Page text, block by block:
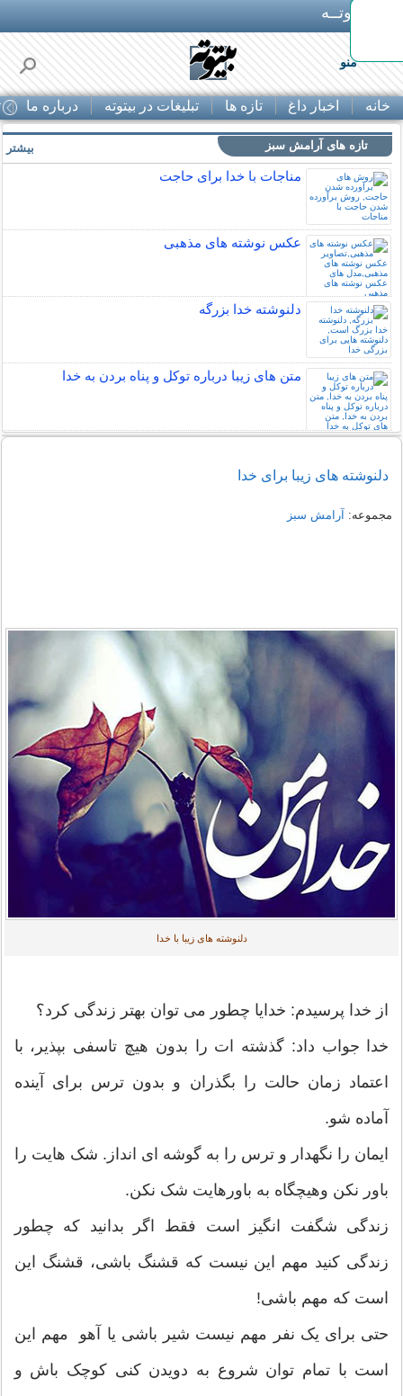
بـیتوتــه
منو
خانه اخبار داغ تازه ها تبلیغات در بیتوته درباره ما
تازه های آرامش سبز
مناجات با خدا برای حاجت
عکس نوشته های مذهبی
دلنوشته خدا بزرگه
متن های زیبا درباره توکل و پناه بردن به خدا
بیشتر
دلنوشته های زیبا برای خدا
مجموعه: آرامش سبز
دلنوشته های زیبا با خدا
از خدا پرسیدم: خدایا چطور می توان بهتر زندگی کرد؟
خدا جواب داد: گذشته ات را بدون هیچ تاسفی بپذیر، با
اعتماد زمان حالت را بگذران و بدون ترس برای آینده
آماده شو.
ایمان را نگهدار و ترس را به گوشه ای انداز. شک هایت را
باور نکن وهیچگاه به باورهایت شک نکن.
زندگی شگفت انگیز است فقط اگر بدانید که چطور
زندگی کنید مهم این نیست که قشنگ باشی، قشنگ این
است که مهم باشی!
حتی برای یک نفر مهم نیست شیر باشی یا آهو مهم این
است با تمام توان شروع به دویدن کنی کوچک باش و